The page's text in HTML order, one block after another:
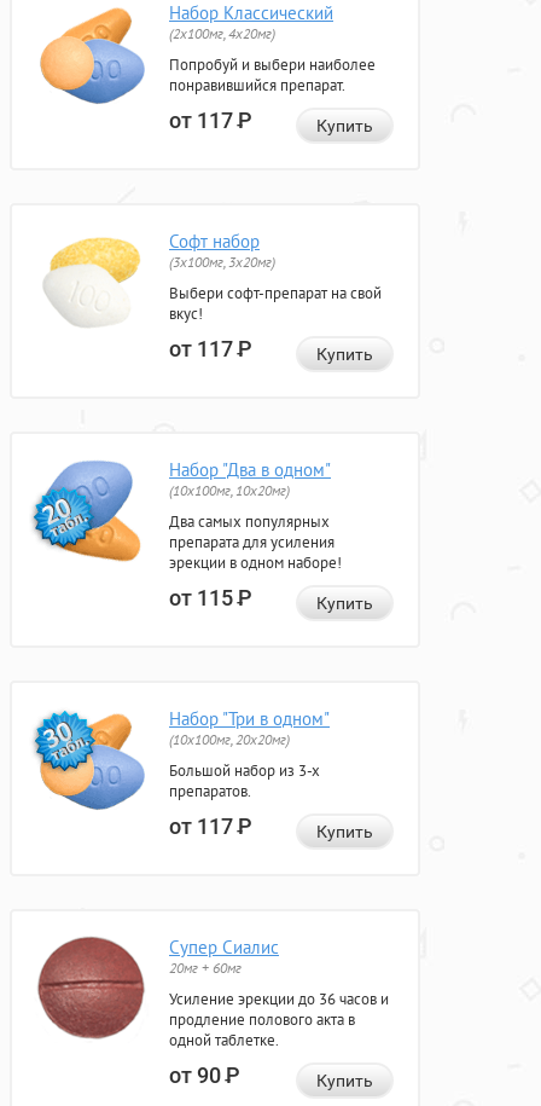
Набор Классический
(2x100мг, 4x20мг)
Попробуй и выбери наиболее
понравившийся препарат.
от 117Р Купить
Софт набор
(3x100мг, 3x20мг)
Выбери софт-препарат на свой
вкус!
от 117Р Купить
Набор "Два в одном"
(10x100мг, 10x20мг)
Два самых популярных
препарата для усиления
эрекции в одном наборе!
от 115Р Купить
Набор "Три в одном"
(10x100мг, 20x20мг)
Большой набор из 3-х
препаратов.
от 117Р Купить
Супер Сиалис
20мг + 60мг
Усиление эрекции до 36 часов и
продление полового акта в
одной таблетке.
от 90Р Купить